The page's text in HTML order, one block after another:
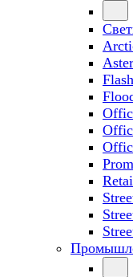
Flash